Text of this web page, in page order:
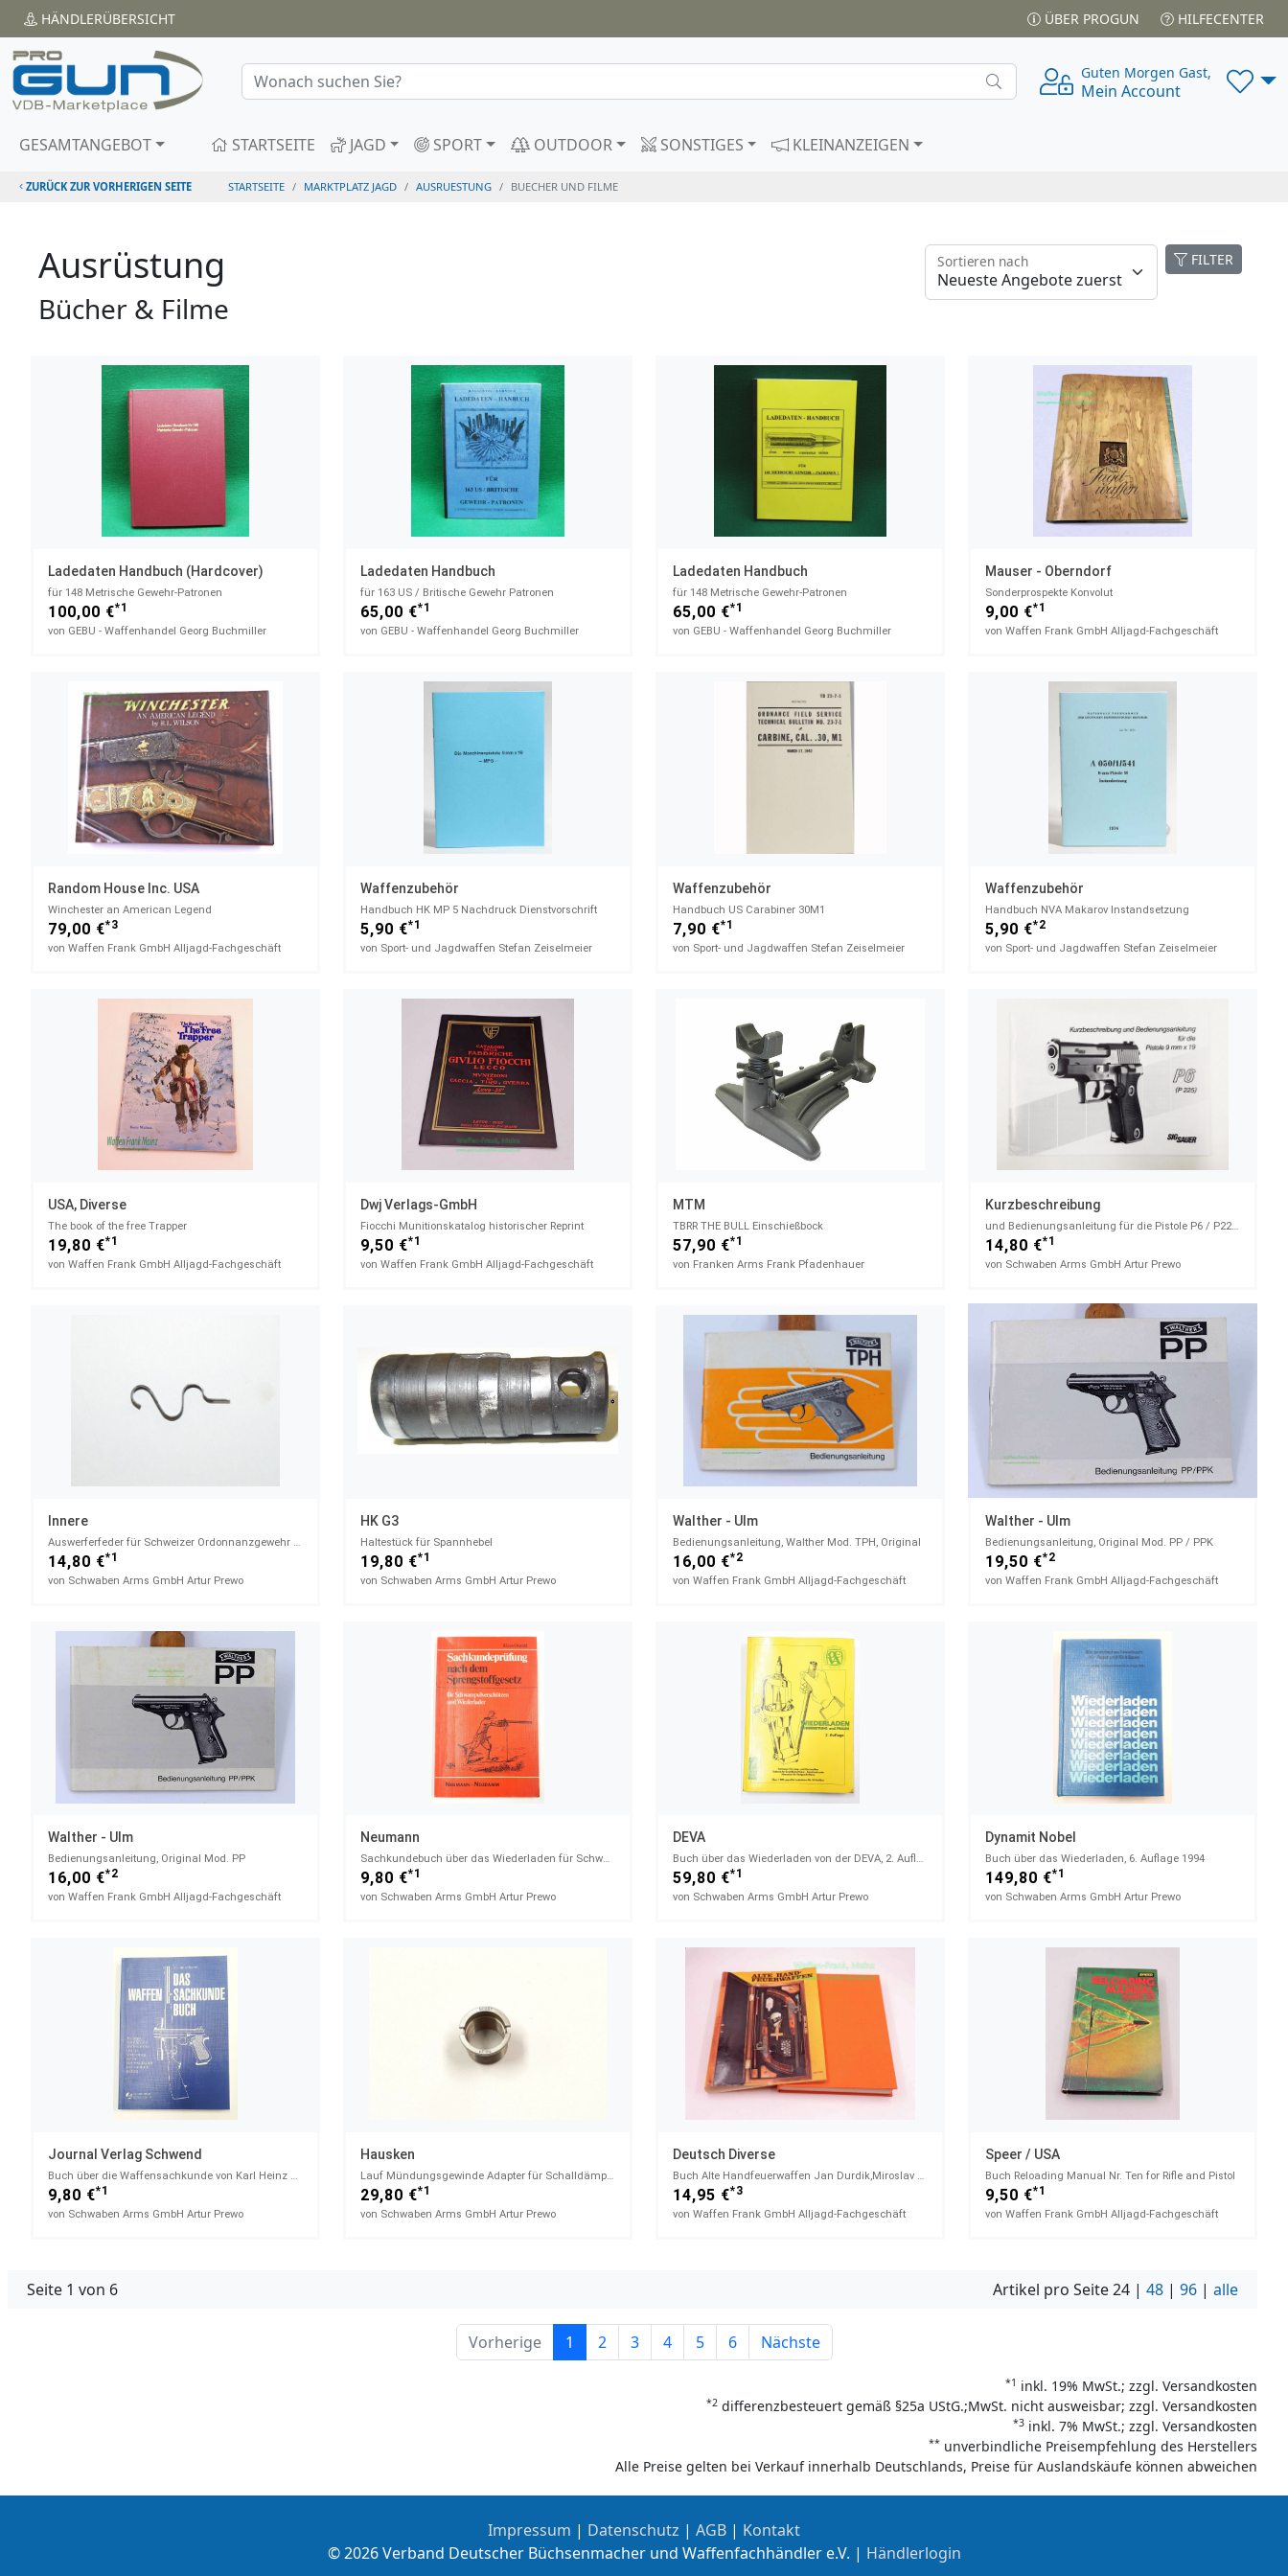
HÄNDLERÜBERSICHT ÜBER PROGUN HILFECENTER
Guten Morgen Gast,
Mein Account
GESAMTANGEBOT STARTSEITE JAGD SPORT OUTDOOR SONSTIGES KLEINANZEIGEN
ZURÜCK ZUR VORHERIGEN SEITE STARTSEITE MARKTPLATZ JAGD AUSRUESTUNG BUECHER UND FILME
Ausrüstung
Bücher & Filme
FILTER
Sortieren nach
Ladedaten Handbuch (Hardcover)
für 148 Metrische Gewehr-Patronen
100,00 €*1
von GEBU - Waffenhandel Georg Buchmiller
Ladedaten Handbuch
für 163 US / Britische Gewehr Patronen
65,00 €*1
von GEBU - Waffenhandel Georg Buchmiller
Ladedaten Handbuch
für 148 Metrische Gewehr-Patronen
65,00 €*1
von GEBU - Waffenhandel Georg Buchmiller
Mauser - Oberndorf
Sonderprospekte Konvolut
9,00 €*1
von Waffen Frank GmbH Alljagd-Fachgeschäft
Random House Inc. USA
Winchester an American Legend
79,00 €*3
von Waffen Frank GmbH Alljagd-Fachgeschäft
Waffenzubehör
Handbuch HK MP 5 Nachdruck Dienstvorschrift
5,90 €*1
von Sport- und Jagdwaffen Stefan Zeiselmeier
Waffenzubehör
Handbuch US Carabiner 30M1
7,90 €*1
von Sport- und Jagdwaffen Stefan Zeiselmeier
Waffenzubehör
Handbuch NVA Makarov Instandsetzung
5,90 €*2
von Sport- und Jagdwaffen Stefan Zeiselmeier
USA, Diverse
The book of the free Trapper
19,80 €*1
von Waffen Frank GmbH Alljagd-Fachgeschäft
Dwj Verlags-GmbH
Fiocchi Munitionskatalog historischer Reprint
9,50 €*1
von Waffen Frank GmbH Alljagd-Fachgeschäft
MTM
TBRR THE BULL Einschießbock
57,90 €*1
von Franken Arms Frank Pfadenhauer
Kurzbeschreibung
und Bedienungsanleitung für die Pistole P6 / P225 9mm x 19 Zustand leicht gebraucht
14,80 €*1
von Schwaben Arms GmbH Artur Prewo
Innere
Auswerferfeder für Schweizer Ordonnanzgewehr SIG StGW 57 SAR M57 SWISS MATCH u. Baugleiche
14,80 €*1
von Schwaben Arms GmbH Artur Prewo
HK G3
Haltestück für Spannhebel
19,80 €*1
von Schwaben Arms GmbH Artur Prewo
Walther - Ulm
Bedienungsanleitung, Walther Mod. TPH, Original
16,00 €*2
von Waffen Frank GmbH Alljagd-Fachgeschäft
Walther - Ulm
Bedienungsanleitung, Original Mod. PP / PPK
19,50 €*2
von Waffen Frank GmbH Alljagd-Fachgeschäft
Walther - Ulm
Bedienungsanleitung, Original Mod. PP
16,00 €*2
von Waffen Frank GmbH Alljagd-Fachgeschäft
Neumann
Sachkundebuch über das Wiederladen für Schwarzpulverschützen und Wiederlader
9,80 €*1
von Schwaben Arms GmbH Artur Prewo
DEVA
Buch über das Wiederladen von der DEVA, 2. Auflage
59,80 €*1
von Schwaben Arms GmbH Artur Prewo
Dynamit Nobel
Buch über das Wiederladen, 6. Auflage 1994
149,80 €*1
von Schwaben Arms GmbH Artur Prewo
Journal Verlag Schwend
Buch über die Waffensachkunde von Karl Heinz Martini,10. Auflage 1993
9,80 €*1
von Schwaben Arms GmbH Artur Prewo
Hausken
Lauf Mündungsgewinde Adapter für Schalldämpfer Gewinde Made in Germany! Hausken Schalldämpfer
29,80 €*1
von Schwaben Arms GmbH Artur Prewo
Deutsch Diverse
Buch Alte Handfeuerwaffen Jan Durdik,Miroslav Mudra
14,95 €*3
von Waffen Frank GmbH Alljagd-Fachgeschäft
Speer / USA
Buch Reloading Manual Nr. Ten for Rifle and Pistol
9,50 €*1
von Waffen Frank GmbH Alljagd-Fachgeschäft
Seite 1 von 6 Artikel pro Seite24 | 48 | 96 | alle
Vorherige 1 2 3 4 5 6 Nächste
*1 inkl. 19% MwSt.; zzgl. Versandkosten
*2 differenzbesteuert gemäß §25a UStG.;MwSt. nicht ausweisbar; zzgl. Versandkosten
*3 inkl. 7% MwSt.; zzgl. Versandkosten
** unverbindliche Preisempfehlung des Herstellers
Alle Preise gelten bei Verkauf innerhalb Deutschlands, Preise für Auslandskäufe können abweichen
Impressum | Datenschutz | AGB | Kontakt
© 2026 Verband Deutscher Büchsenmacher und Waffenfachhändler e.V. | Händlerlogin